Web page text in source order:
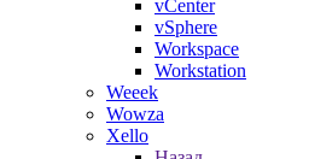
vCenter
vSphere
Workspace
Workstation
Weeek
Wowza
Xello